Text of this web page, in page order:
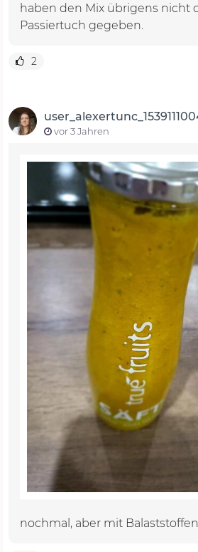
haben den Mix übrigens nicht
Passiertuch gegeben.
2
vor 3 Jahren
nochmal, aber mit